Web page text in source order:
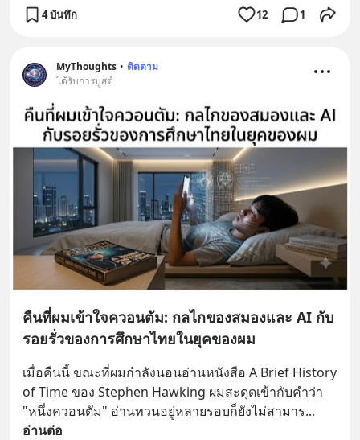
4 บันทึก 12 1
MyThoughts • ติดตาม
ได้รับการบูสต์
คืนที่ผมเข้าใจควอนตัม: กลไกของสมองและ AI กับ
รอยรั่วของการศึกษาไทยในยุคของผม
เมื่อคืนนี้ ขณะที่ผมกำลังนอนอ่านหนังสือ A Brief History
of Time ของ Stephen Hawking ผมสะดุดเข้ากับคำว่า
"หนึ่งควอนตัม" อ่านทวนอยู่หลายรอบก็ยังไม่สามาร
อ่านต่อ